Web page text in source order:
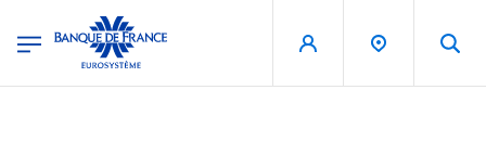
Banque de France - Menu Principal